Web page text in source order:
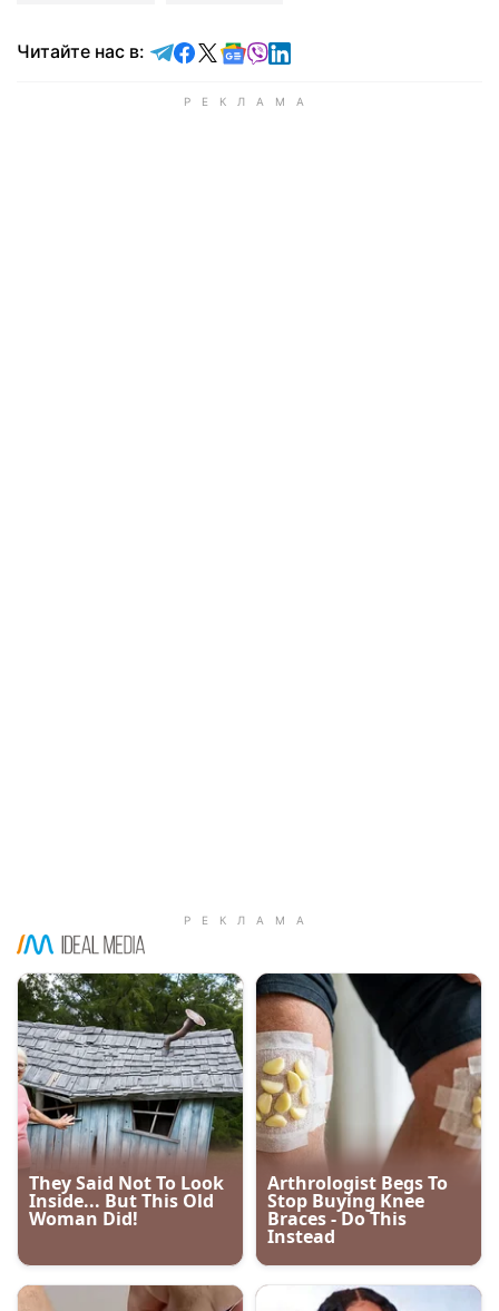
Читайте нас в: Читайте в Telegram
Читайте в Facebook
Читайте в X
Читайте в Google news
Читайте в Viber
Читайте в LinkedIn